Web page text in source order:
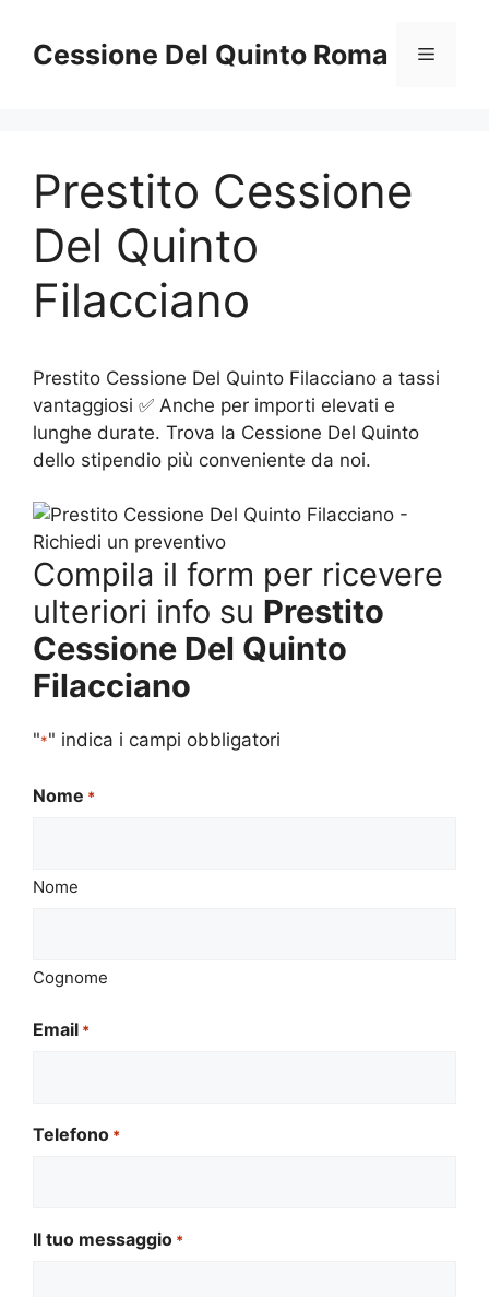
contenuto
Cessione Del Quinto Roma Menu
Prestito Cessione
Del Quinto
Filacciano
Prestito Cessione Del Quinto Filacciano a tassi
vantaggiosi ✅ Anche per importi elevati e
lunghe durate. Trova la Cessione Del Quinto
dello stipendio più conveniente da noi.
Compila il form per ricevere
ulteriori info su Prestito
Cessione Del Quinto
Filacciano
"*" indica i campi obbligatori
Nome *
Nome
Cognome
Email *
Telefono *
Il tuo messaggio *